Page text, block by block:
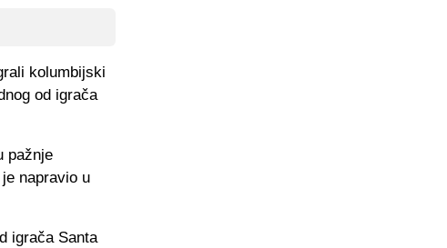
kolumbijski
od igrača
pažnje
napravio u
igrača Santa